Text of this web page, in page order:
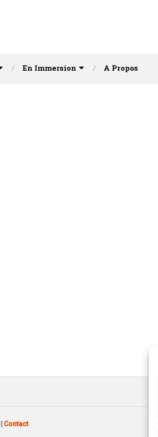
En Immersion A Propos
Contact